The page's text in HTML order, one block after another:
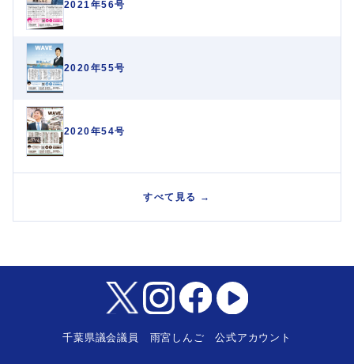
2021年56号
2020年55号
2020年54号
すべて見る →
千葉県議会議員 雨宮しんご 公式アカウント